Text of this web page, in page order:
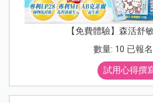
【免費體驗】森活舒
數量: 10 已報
試用心得撰